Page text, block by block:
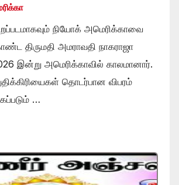
நியோக் அமெரிக்காவை
திருமதி அமராவதி நாகராஜா
இன்று அமெரிக்காவில் காலமானார்.
தொடர்பான விபரம்
…